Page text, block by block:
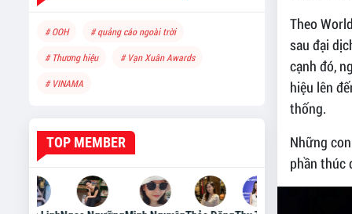
Theo
sau đại
cạnh đó,
hiệu lên
thống.
Những
phần thúc
# OOH # quảng cáo ngoài trời
# Thương hiệu # Vạn Xuân Awards
# VINAMA
TOP MEMBER